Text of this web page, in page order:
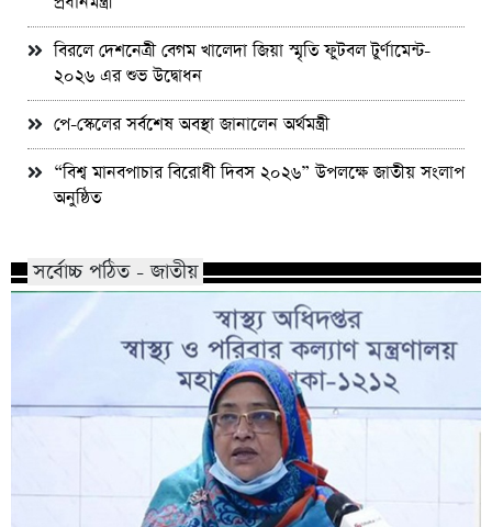
বিরলে দেশনেত্রী বেগম খালেদা জিয়া স্মৃতি ফুটবল টুর্ণামেন্ট-
২০২৬ এর শুভ উদ্বোধন
পে-স্কেলের সর্বশেষ অবস্থা জানালেন অর্থমন্ত্রী
“বিশ্ব মানবপাচার বিরোধী দিবস ২০২৬” উপলক্ষে জাতীয় সংলাপ
অনুষ্ঠিত
সর্বোচ্চ পঠিত - জাতীয়